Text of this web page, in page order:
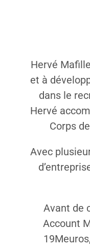
Hervé
et à
dans le
Hervé
Corps
Avec
Avant de
Account